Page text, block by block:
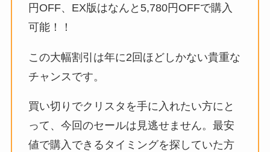
円OFF、EX版はなんと5,780円OFFで購入
可能！！
この大幅割引は年に2回ほどしかない貴重な
チャンスです。
買い切りでクリスタを手に入れたい方にと
って、今回のセールは見逃せません。最安
値で購入できるタイミングを探していた方